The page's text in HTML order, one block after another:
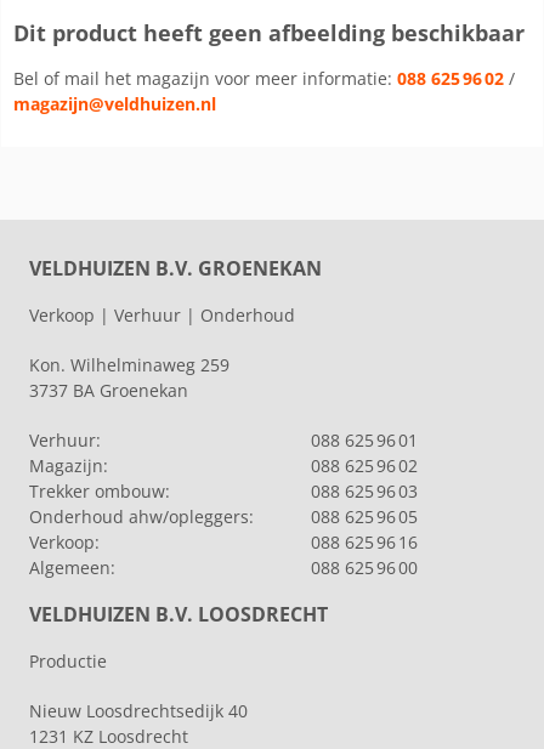
Dit product heeft geen afbeelding beschikbaar
Bel of mail het magazijn voor meer informatie:088 625 96 02 /
magazijn@veldhuizen.nl
VELDHUIZEN B.V. GROENEKAN
Verkoop | Verhuur | Onderhoud
Kon. Wilhelminaweg 259
3737 BA Groenekan
Verhuur:
088 625 96 01
Magazijn:
088 625 96 02
Trekker ombouw:
088 625 96 03
Onderhoud ahw/opleggers:
088 625 96 05
Verkoop:
088 625 96 16
Algemeen:
088 625 96 00
VELDHUIZEN B.V. LOOSDRECHT
Productie
Nieuw Loosdrechtsedijk 40
1231 KZ Loosdrecht